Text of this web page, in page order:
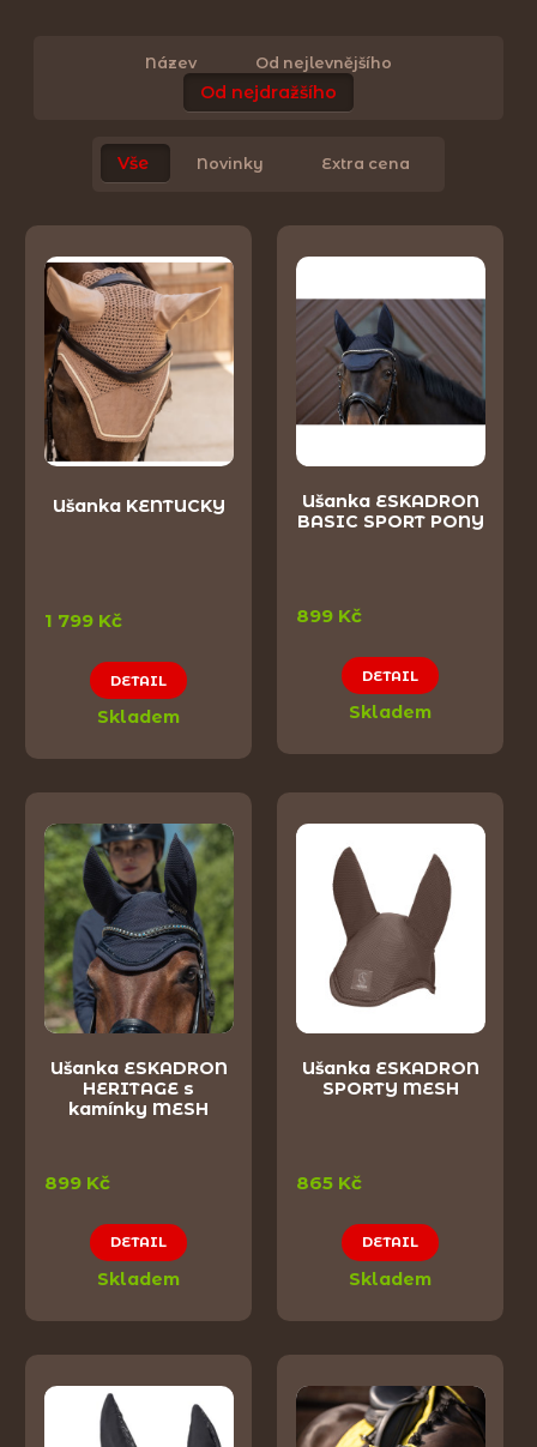
Název Od nejlevnějšího
Od nejdražšího
Vše Novinky Extra cena
Ušanka KENTUCKY
1 799 Kč
DETAIL
Skladem
Ušanka ESKADRON
BASIC SPORT PONY
899 Kč
DETAIL
Skladem
Ušanka ESKADRON
HERITAGE s
kamínky MESH
899 Kč
DETAIL
Skladem
Ušanka ESKADRON
SPORTY MESH
865 Kč
DETAIL
Skladem